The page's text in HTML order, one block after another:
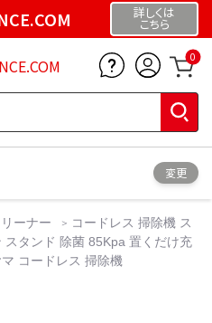
詳しくは
こちら
0
変更
ーナー
コードレス 掃除機 ス
タンド 除菌 85Kpa 置くだけ充
コードレス 掃除機